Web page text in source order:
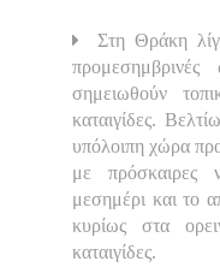
Στη Θράκη
σημειωθούν
καταιγίδες.
υπόλοιπη χώρα
με πρόσκαιρες
μεσημέρι και το
κυρίως στα
καταιγίδες.